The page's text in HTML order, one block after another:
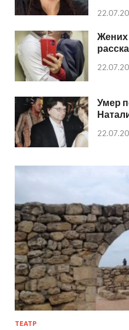
Жених
Умер
ТЕАТР